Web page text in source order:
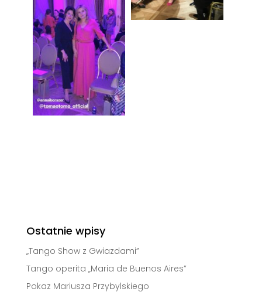
Ostatnie wpisy
„Tango Show z Gwiazdami”
Tango operita „Maria de Buenos Aires”
Pokaz Mariusza Przybylskiego